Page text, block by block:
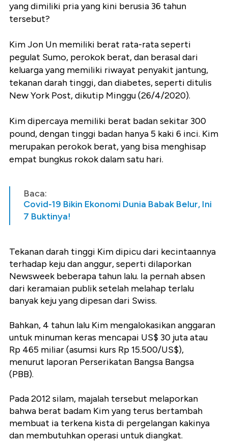
yang dimiliki pria yang kini berusia 36 tahun
tersebut?
Kim Jon Un memiliki berat rata-rata seperti
pegulat Sumo, perokok berat, dan berasal dari
keluarga yang memiliki riwayat penyakit jantung,
tekanan darah tinggi, dan diabetes, seperti ditulis
New York Post, dikutip Minggu (26/4/2020).
Kim dipercaya memiliki berat badan sekitar 300
pound, dengan tinggi badan hanya 5 kaki 6 inci. Kim
merupakan perokok berat, yang bisa menghisap
empat bungkus rokok dalam satu hari.
Baca:
Covid-19 Bikin Ekonomi Dunia Babak Belur, Ini
7 Buktinya!
Tekanan darah tinggi Kim dipicu dari kecintaannya
terhadap keju dan anggur, seperti dilaporkan
Newsweek beberapa tahun lalu. Ia pernah absen
dari keramaian publik setelah melahap terlalu
banyak keju yang dipesan dari Swiss.
Bahkan, 4 tahun lalu Kim mengalokasikan anggaran
untuk minuman keras mencapai US$ 30 juta atau
Rp 465 miliar (asumsi kurs Rp 15.500/US$),
menurut laporan Perserikatan Bangsa Bangsa
(PBB).
Pada 2012 silam, majalah tersebut melaporkan
bahwa berat badam Kim yang terus bertambah
membuat ia terkena kista di pergelangan kakinya
dan membutuhkan operasi untuk diangkat.